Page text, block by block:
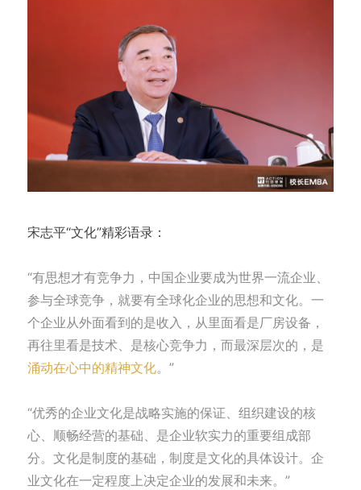
宋志平“文化”精彩语录：
“有思想才有竞争力，中国企业要成为世界一流企业、
参与全球竞争，就要有全球化企业的思想和文化。一
个企业从外面看到的是收入，从里面看是厂房设备，
再往里看是技术、是核心竞争力，而最深层次的，是
涌动在心中的精神文化。”
“优秀的企业文化是战略实施的保证、组织建设的核
心、顺畅经营的基础、是企业软实力的重要组成部
分。文化是制度的基础，制度是文化的具体设计。企
业文化在一定程度上决定企业的发展和未来。”